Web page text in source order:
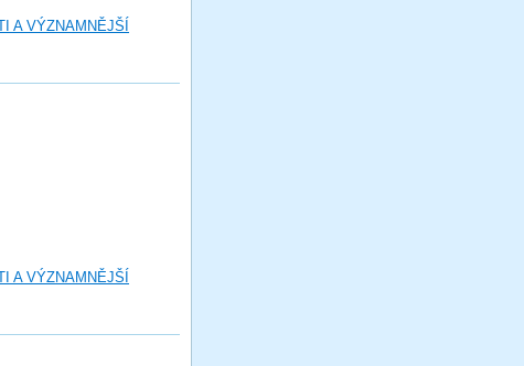
A VÝZNAMNĚJŠÍ
A VÝZNAMNĚJŠÍ